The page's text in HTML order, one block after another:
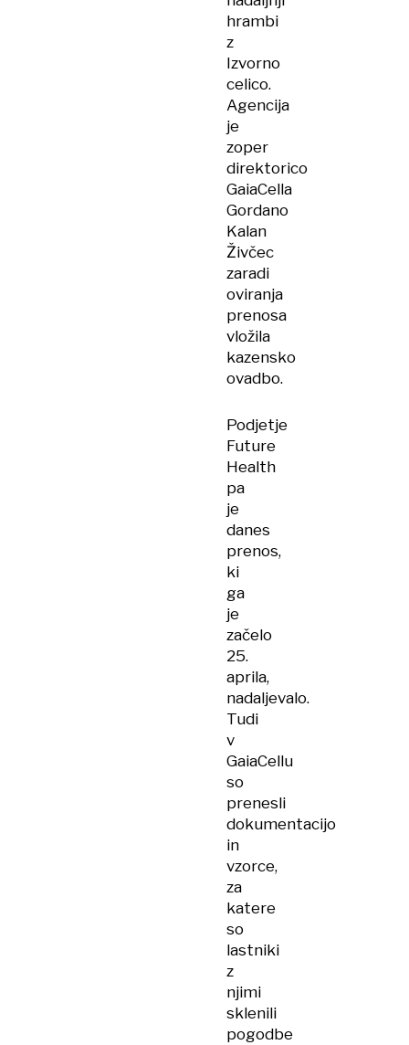
hrambi
z
Izvorno
celico.
Agencija
je
zoper
direktorico
GaiaCella
Gordano
Kalan
Živčec
zaradi
oviranja
prenosa
vložila
kazensko
ovadbo.
Podjetje
Future
Health
pa
je
danes
prenos,
ki
ga
je
začelo
25.
aprila,
nadaljevalo.
Tudi
v
GaiaCellu
so
prenesli
dokumentacijo
in
vzorce,
za
katere
so
lastniki
z
njimi
sklenili
pogodbe